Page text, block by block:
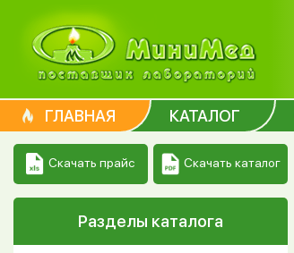
ГЛАВНАЯ КАТАЛОГ
Скачать прайс Скачать каталог
Разделы каталога